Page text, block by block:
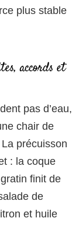
plus stable
accords et
pas d’eau,
chair de
précuisson
: la coque
finit de
de
et huile